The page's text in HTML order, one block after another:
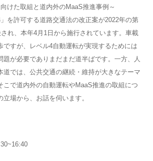
けた取組と道内外のMaaS推進事例～
を許可する道路交通法の改正案が2022年の第
れ、本年4月1日から施行されています。車載
ですが、レベル4自動運転が実現するためには
題が必要でありまだまだ道半ばです。一方、人
道では、公共交通の継続・維持が大きなテーマ
こで道内外の自動運転やMaaS推進の取組につ
場から、お話を伺います。